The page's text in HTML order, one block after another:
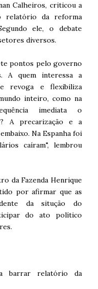
Calheiros, criticou a
relatório da reforma
ele, o debate
diversos.
pontos pelo governo
A quem interessa a
revoga e flexibiliza
inteiro, como na
imediata o
A precarização e a
Na Espanha foi
caíram", lembrou
da Fazenda Henrique
por afirmar que as
da situção do
do ato político
barrar relatório da